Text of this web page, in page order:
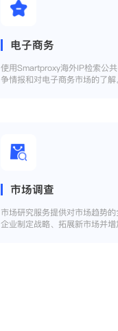
电子商务
使用Smartproxy海外IP检索公
争情报和对电子商务市场的了解
市场调查
市场研究服务提供对市场趋势
企业制定战略、拓展新市场并增